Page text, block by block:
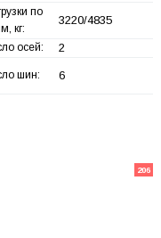
по
кг:
3220/4835
осей: 2
шин: 6
206